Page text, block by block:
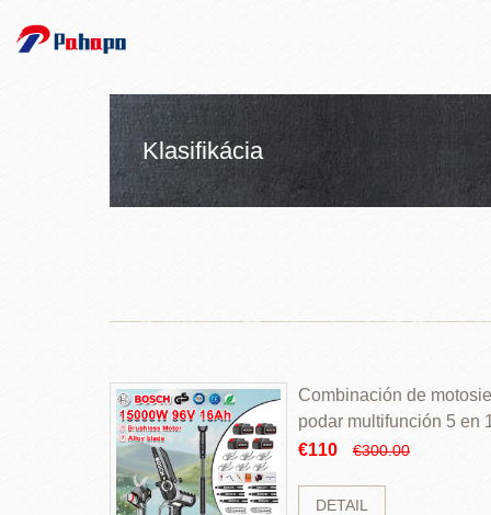
Klasifikácia
Combinación de
podar multifunción 5 en
€110
€300.00
DETAIL